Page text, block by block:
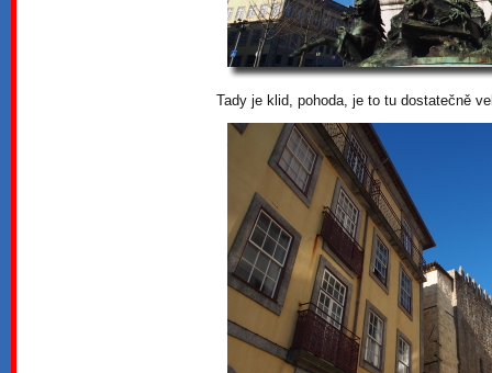
Tady je klid, pohoda, je to tu dostatečně